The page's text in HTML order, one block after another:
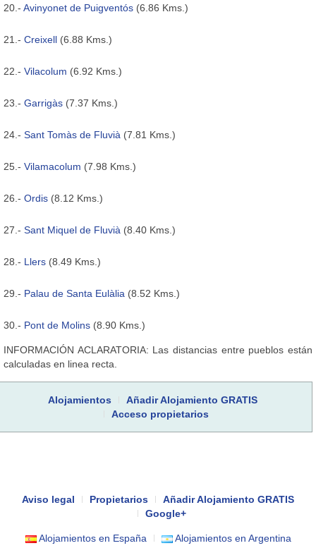
20.- Avinyonet de Puigventós (6.86 Kms.)
21.- Creixell (6.88 Kms.)
22.- Vilacolum (6.92 Kms.)
23.- Garrigàs (7.37 Kms.)
24.- Sant Tomàs de Fluvià (7.81 Kms.)
25.- Vilamacolum (7.98 Kms.)
26.- Ordis (8.12 Kms.)
27.- Sant Miquel de Fluvià (8.40 Kms.)
28.- Llers (8.49 Kms.)
29.- Palau de Santa Eulàlia (8.52 Kms.)
30.- Pont de Molins (8.90 Kms.)
INFORMACIÓN ACLARATORIA: Las distancias entre pueblos están
calculadas en linea recta.
Alojamientos
Añadir Alojamiento GRATIS
Acceso propietarios
Aviso legal Propietarios
Añadir Alojamiento GRATIS
Google+
Alojamientos en España Alojamientos en Argentina